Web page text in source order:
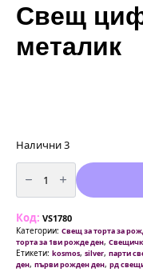
Свещ
металик
Налични 3
количество
за
цифра
-
сребро
металик
Код: VS1780
Категории: Свещ за торта за
торта за 1ви рожде ден,
Етикети: kosmos, silver, парти
ден, първи рожден ден, рд